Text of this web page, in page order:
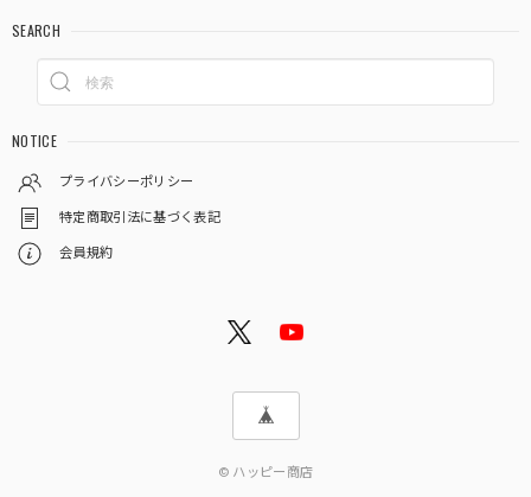
SEARCH
NOTICE
プライバシーポリシー
特定商取引法に基づく表記
会員規約
© ハッピー商店